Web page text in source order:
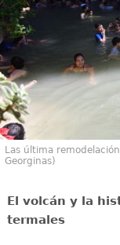
Las última
Georginas)
El volcán y la
termales